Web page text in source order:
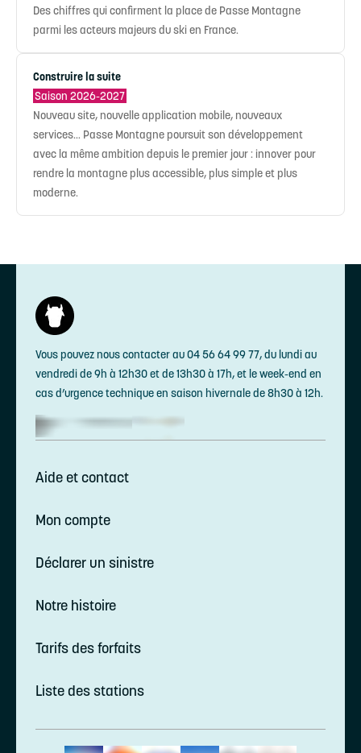
Des chiffres qui confirment la place de Passe Montagne
parmi les acteurs majeurs du ski en France.
Construire la suite
Saison 2026-2027
Nouveau site, nouvelle application mobile, nouveaux
services… Passe Montagne poursuit son développement
avec la même ambition depuis le premier jour : innover pour
rendre la montagne plus accessible, plus simple et plus
moderne.
Vous pouvez nous contacter au 04 56 64 99 77, du lundi au
vendredi de 9h à 12h30 et de 13h30 à 17h, et le week-end en
cas d’urgence technique en saison hivernale de 8h30 à 12h.
Aide et contact
Mon compte
Déclarer un sinistre
Notre histoire
Tarifs des forfaits
Liste des stations